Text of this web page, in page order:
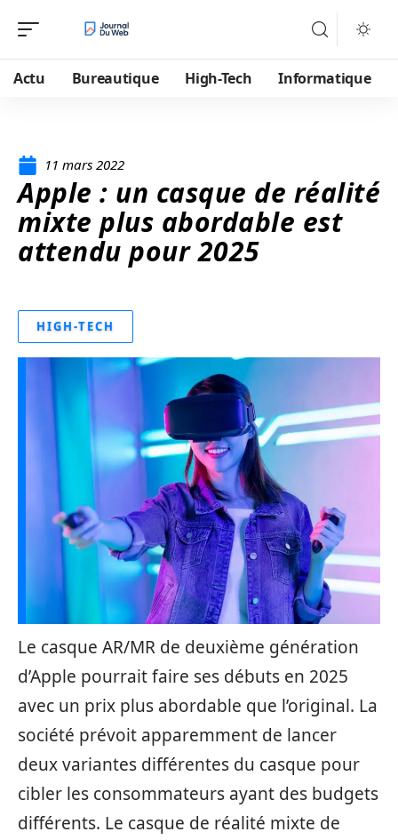
Actu Bureautique High-Tech Informatique
11 mars 2022
Apple : un casque de réalité
mixte plus abordable est
attendu pour 2025
HIGH-TECH
Le casque AR/MR de deuxième génération
d’Apple pourrait faire ses débuts en 2025
avec un prix plus abordable que l’original. La
société prévoit apparemment de lancer
deux variantes différentes du casque pour
cibler les consommateurs ayant des budgets
différents. Le casque de réalité mixte de